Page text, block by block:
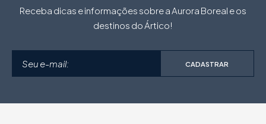
Receba dicas e informações sobre a Aurora Boreal e os
destinos do Ártico!
CADASTRAR